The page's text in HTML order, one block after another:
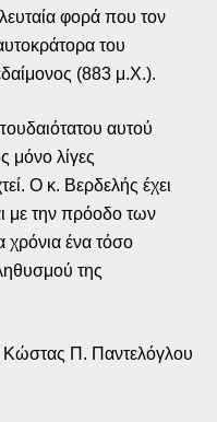
φορά που τον
του
(883 μ.Χ.).
αυτού
μόνο λίγες
Ο κ. Βερδελής έχει
με την πρόοδο των
ένα τόσο
της
Κώστας Π. Παντελόγλου